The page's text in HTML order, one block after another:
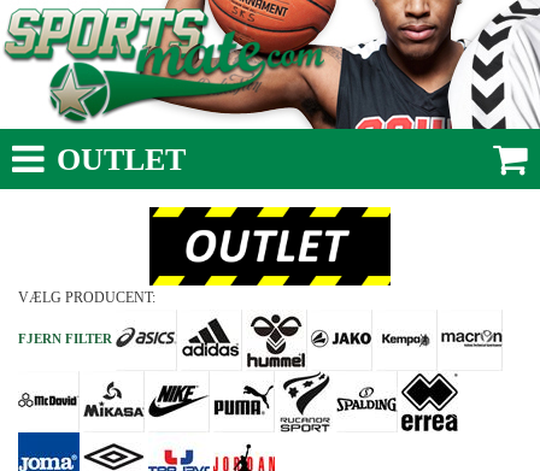
OUTLET
VÆLG PRODUCENT:
FJERN FILTER